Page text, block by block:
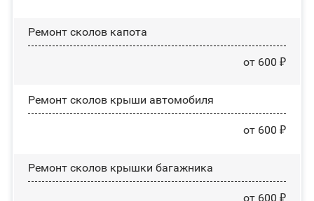
Ремонт сколов капота
от 600 ₽
Ремонт сколов крыши автомобиля
от 600 ₽
Ремонт сколов крышки багажника
от 600 ₽